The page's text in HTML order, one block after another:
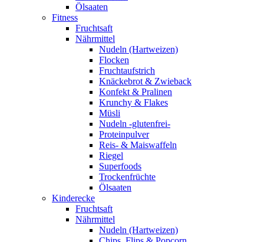
Ölsaaten
Fitness
Fruchtsaft
Nährmittel
Nudeln (Hartweizen)
Flocken
Fruchtaufstrich
Knäckebrot & Zwieback
Konfekt & Pralinen
Krunchy & Flakes
Müsli
Nudeln -glutenfrei-
Proteinpulver
Reis- & Maiswaffeln
Riegel
Superfoods
Trockenfrüchte
Ölsaaten
Kinderecke
Fruchtsaft
Nährmittel
Nudeln (Hartweizen)